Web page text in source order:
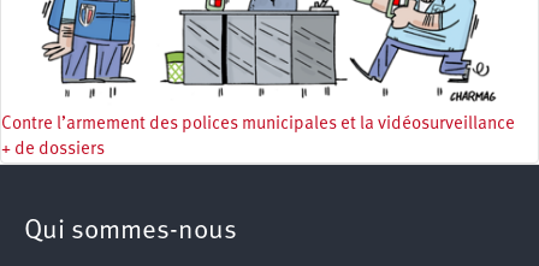
Contre l’armement des polices municipales et la vidéosurveillance
+ de dossiers
Qui sommes-nous